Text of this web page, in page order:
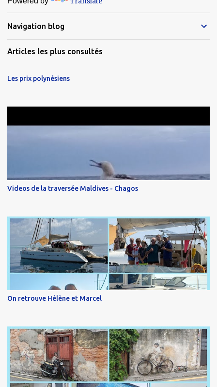
Navigation blog
Articles les plus consultés
Les prix polynésiens
Videos de la traversée Maldives - Chagos
On retrouve Hélène et Marcel